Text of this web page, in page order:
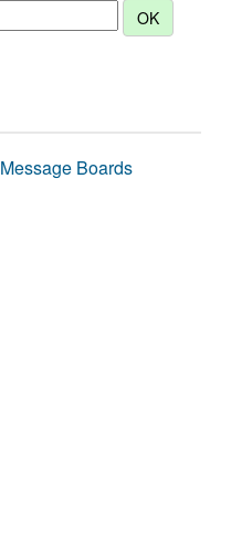
Message Boards